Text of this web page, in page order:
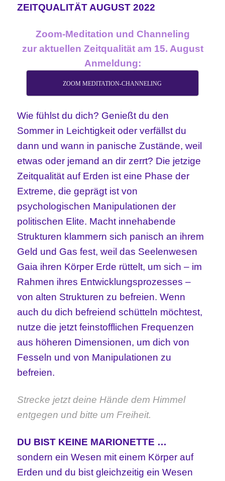
ZEITQUALITÄT AUGUST 2022
Zoom-Meditation und Channeling
zur aktuellen Zeitqualität am 15. August
Anmeldung:
ZOOM MEDITATION-CHANNELING
Wie fühlst du dich? Genießt du den
Sommer in Leichtigkeit oder verfällst du
dann und wann in panische Zustände, weil
etwas oder jemand an dir zerrt? Die jetzige
Zeitqualität auf Erden ist eine Phase der
Extreme, die geprägt ist von
psychologischen Manipulationen der
politischen Elite. Macht innehabende
Strukturen klammern sich panisch an ihrem
Geld und Gas fest, weil das Seelenwesen
Gaia ihren Körper Erde rüttelt, um sich – im
Rahmen ihres Entwicklungsprozesses –
von alten Strukturen zu befreien. Wenn
auch du dich befreiend schütteln möchtest,
nutze die jetzt feinstofflichen Frequenzen
aus höheren Dimensionen, um dich von
Fesseln und von Manipulationen zu
befreien.
Strecke jetzt deine Hände dem Himmel
entgegen und bitte um Freiheit.
DU BIST KEINE MARIONETTE …
sondern ein Wesen mit einem Körper auf
Erden und du bist gleichzeitig ein Wesen